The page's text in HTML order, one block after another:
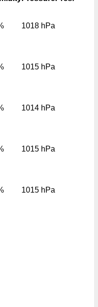
1018 hPa
1015 hPa
1014 hPa
1015 hPa
1015 hPa